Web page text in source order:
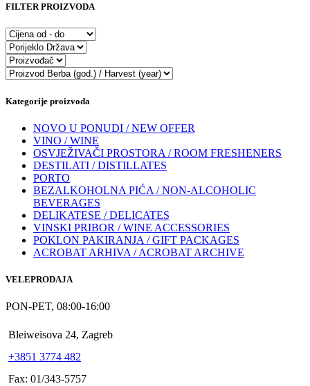
FILTER PROIZVODA
Kategorije proizvoda
NOVO U PONUDI / NEW OFFER
VINO / WINE
OSVJEŽIVAČI PROSTORA / ROOM FRESHENERS
DESTILATI / DISTILLATES
PORTO
BEZALKOHOLNA PIĆA / NON-ALCOHOLIC
BEVERAGES
DELIKATESE / DELICATES
VINSKI PRIBOR / WINE ACCESSORIES
POKLON PAKIRANJA / GIFT PACKAGES
ACROBAT ARHIVA / ACROBAT ARCHIVE
VELEPRODAJA
PON-PET, 08:00-16:00
Bleiweisova 24, Zagreb
+3851 3774 482
Fax: 01/343-5757